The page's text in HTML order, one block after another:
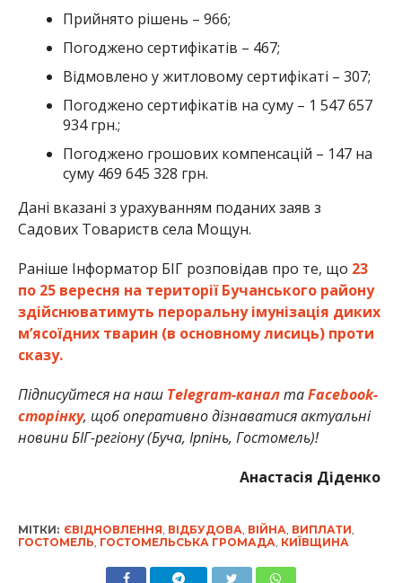
Прийнято рішень – 966;
Погоджено сертифікатів – 467;
Відмовлено у житловому сертифікаті – 307;
Погоджено сертифікатів на суму – 1 547 657
934 грн.;
Погоджено грошових компенсацій – 147 на
суму 469 645 328 грн.
Дані вказані з урахуванням поданих заяв з
Садових Товариств села Мощун.
Раніше Інформатор БІГ розповідав про те, що 23
по 25 вересня на території Бучанського району
здійснюватимуть пероральну імунізація диких
м’ясоїдних тварин (в основному лисиць) проти
сказу.
Підписуйтеся на наш Telegram-канал таFacebook-
сторінку, щоб оперативно дізнаватися актуальні
новини БІГ-регіону (Буча, Ірпінь, Гостомель)!
Анастасія Діденко
МІТКИ: ЄВІДНОВЛЕННЯ, ВІДБУДОВА, ВІЙНА, ВИПЛАТИ,
ГОСТОМЕЛЬ, ГОСТОМЕЛЬСЬКА ГРОМАДА, КИЇВЩИНА